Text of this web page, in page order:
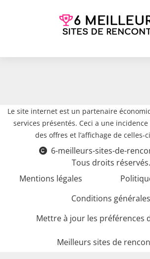
Le site internet est un partenaire
services présentés. Ceci a une
des offres et l’affichage de celles-
6-meilleurs-sites-de-
Tous droits réservés.
Mentions légales
Conditions générales
Mettre à jour les préférences
Meilleurs sites de